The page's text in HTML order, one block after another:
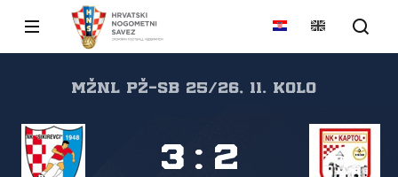
MŽNL PŽ-SB 25/26, 11. kolo
3 : 2